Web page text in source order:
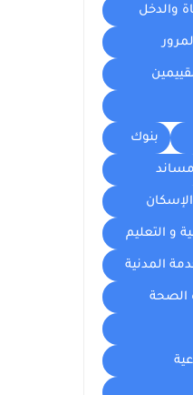
والدخل
بنوك
مساند
الإسكان
و التعليم
المدنية
الصحة